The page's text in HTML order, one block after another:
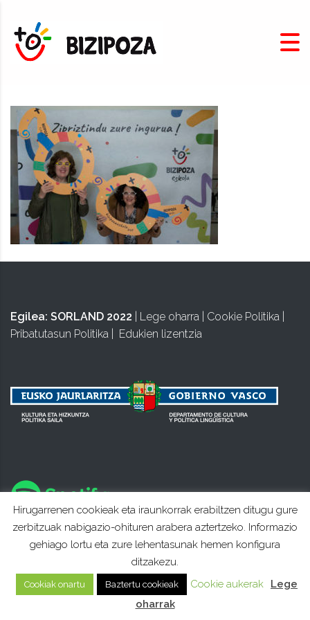
Egilea: SORLAND 2022 Lege oharra Cookie Politika
Pribatutasun Politika
Edukien lizentzia
Hirugarrenen cookieak eta iraunkorrak erabiltzen ditugu gure
zerbitzuak nabigazio-ohituren arabera aztertzeko. Informazio
gehiago lortu eta zure lehentasunak hemen konfigura
ditzakezu.
Cookiak onartu Baztertu cookieak Cookie aukerak
Lege
oharrak